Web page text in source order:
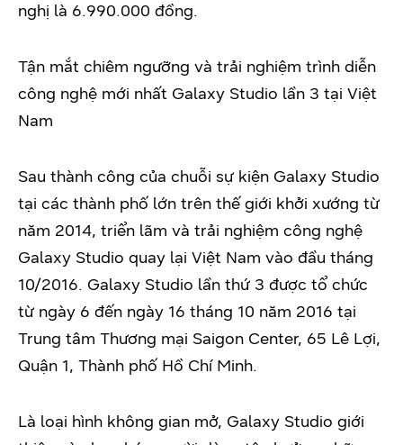
nghị là 6.990.000 đồng.
Tận mắt chiêm ngưỡng và trải nghiệm trình diễn
công nghệ mới nhất Galaxy Studio lần 3 tại Việt
Nam
Sau thành công của chuỗi sự kiện Galaxy Studio
tại các thành phố lớn trên thế giới khởi xướng từ
năm 2014, triển lãm và trải nghiệm công nghệ
Galaxy Studio quay lại Việt Nam vào đầu tháng
10/2016. Galaxy Studio lần thứ 3 được tổ chức
từ ngày 6 đến ngày 16 tháng 10 năm 2016 tại
Trung tâm Thương mại Saigon Center, 65 Lê Lợi,
Quận 1, Thành phố Hồ Chí Minh.
Là loại hình không gian mở, Galaxy Studio giới